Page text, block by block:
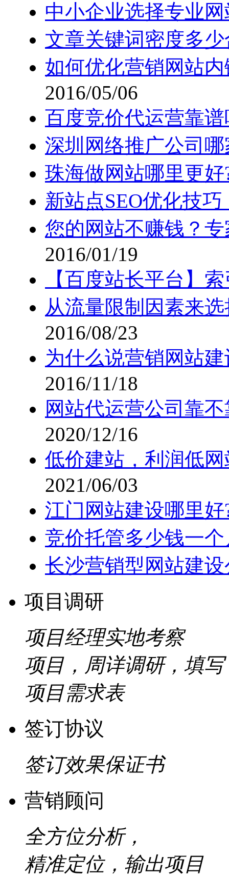
中小企业选择专业
文章关键词密度多
如何优化营销网站
2016/05/06
百度竞价代运营靠谱
深圳网络推广公司
珠海做网站哪里更
新站点SEO优化技
您的网站不赚钱？
2016/01/19
【百度站长平台】
从流量限制因素来
2016/08/23
为什么说营销网站
2016/11/18
网站代运营公司靠
2020/12/16
低价建站，利润低
2021/06/03
江门网站建设哪里
竞价托管多少钱一个
长沙营销型网站建
项目调研
项目经理实地考察
项目，周详调研，填写
项目需求表
签订协议
签订效果保证书
营销顾问
全方位分析，
精准定位，输出项目